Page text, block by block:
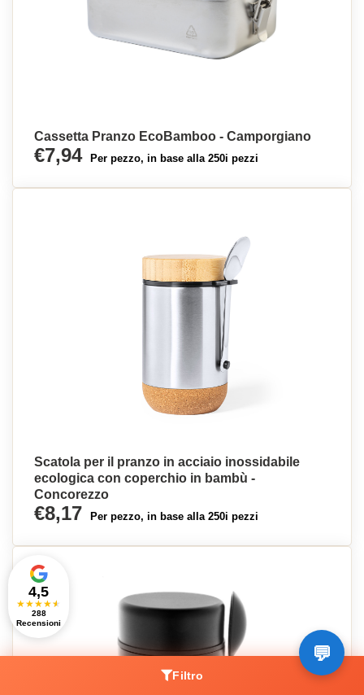
Cassetta Pranzo EcoBamboo - Camporgiano
€7,94 Per pezzo, in base alla 250i pezzi
Scatola per il pranzo in acciaio inossidabile
ecologica con coperchio in bambù -
Concorezzo
€8,17 Per pezzo, in base alla 250i pezzi
Filtro
4,5
★★★★★
288
Recensioni